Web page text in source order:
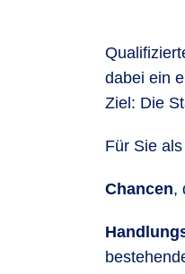
dabei ein
Ziel: Die
Für Sie
Chancen,